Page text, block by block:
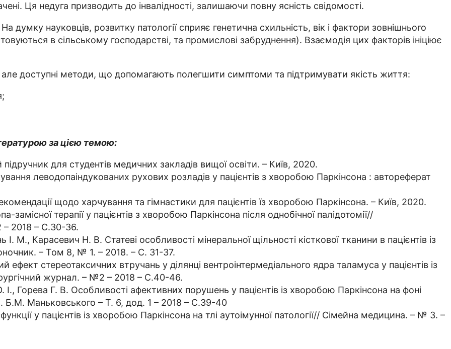
Ця недуга призводить до інвалідності, залишаючи повну ясність свідомості.
думку науковців, розвитку патології сприяє генетична схильність, вік і фактори зовнішнього
в сільському господарстві, та промислові забруднення). Взаємодія цих факторів ініціює
доступні методи, що допомагають полегшити симптоми та підтримувати якість життя:
за цією темою:
для студентів медичних закладів вищої освіти. – Київ, 2020.
леводопаіндукованих рухових розладів у пацієнтів з хворобою Паркінсона : автореферат
щодо харчування та гімнастики для пацієнтів їз хворобою Паркінсона. – Київ, 2020.
терапії у пацієнтів з хворобою Паркінсона після однобічної палідотомії//
– 2018 – С.30-36.
Карасевич Н. В. Статеві особливості мінеральної щільності кісткової тканини в пацієнтів із
– Том 8, № 1. – 2018. – С. 31-37.
стереотаксичних втручань у ділянці вентроінтермедіального ядра таламуса у пацієнтів із
журнал. – №2 – 2018 – С.40-46.
Горева Г. В. Особливості афективних порушень у пацієнтів із хворобою Паркінсона на фоні
Б.М. Маньковського – Т. 6, дод. 1 – 2018 – С.39-40
у пацієнтів із хворобою Паркінсона на тлі аутоімунної патології// Сімейна медицина. – № 3. –